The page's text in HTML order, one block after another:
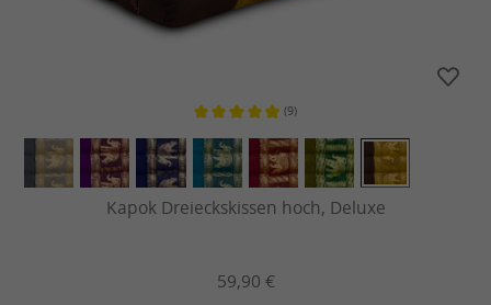
(9)
Kapok Dreieckskissen hoch, Deluxe
59,90 €